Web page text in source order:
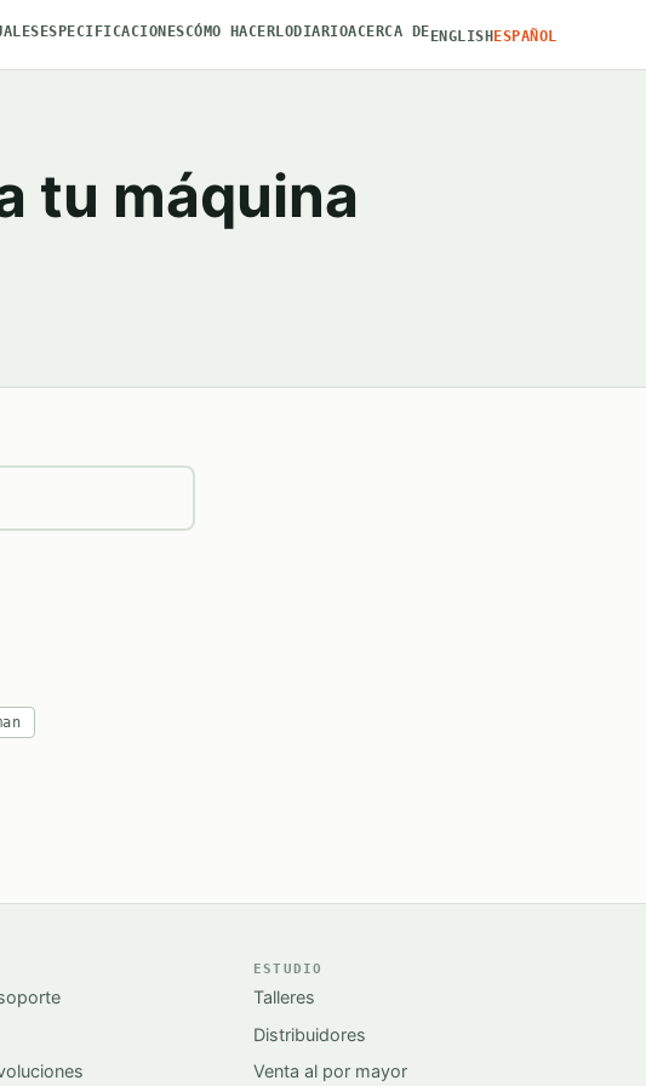
ESPECIFICACIONESCÓMO HACERLODIARIOACERCA DEENGLISHESPAÑOL
tu máquina
ESTUDIO
Talleres
Distribuidores
Venta al por mayor